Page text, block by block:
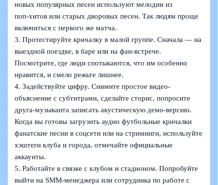
новых популярных песен используют мелодии из
поп‑хитов или старых дворовых песен. Так людям проще
включиться с первого же матча.
3. Протестируйте кричалку в малой группе. Сначала — на
выездной поездке, в баре или на фан‑встрече.
Посмотрите, где люди спотыкаются, что им особенно
нравится, и смело режьте лишнее.
4. Задействуйте цифру. Снимите простое видео-
объяснение с субтитрами, сделайте сторис, попросите
друга‑музыканта записать акустическую демо-версию.
Когда вы готовы загрузить аудио футбольные кричалки
фанатские песни в соцсети или на стриминги, используйте
хэштеги клуба и города, отмечайте официальные
аккаунты.
5. Работайте в связке с клубом и стадионом. Попробуйте
выйти на SMM‑менеджера или сотрудника по работе с